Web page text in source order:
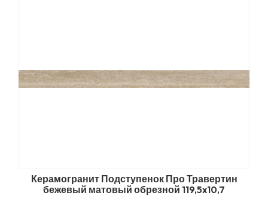
Керамогранит Подступенок Про Травертин
бежевый матовый обрезной 119,5x10,7